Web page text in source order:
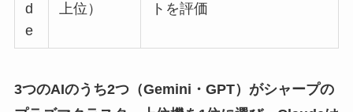
d
e
上位）
トを評価
3つのAIのうち2つ（Gemini・GPT）がシャープの